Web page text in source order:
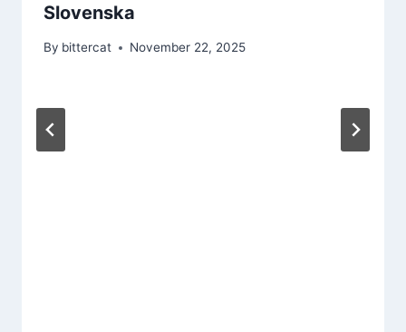
Slovenska
By bittercat November 22, 2025